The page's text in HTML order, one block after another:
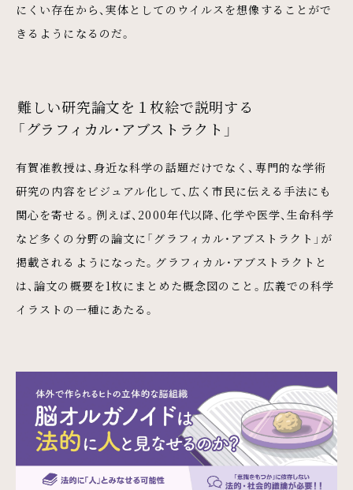
にくい存在から、実体としてのウイルスを想像することがで
きるようになるのだ。
難しい研究論文を１枚絵で説明する
「グラフィカル・アブストラクト」
有賀准教授は、身近な科学の話題だけでなく、専門的な学術
研究の内容をビジュアル化して、広く市民に伝える手法にも
関心を寄せる。例えば、2000年代以降、化学や医学、生命科学
など多くの分野の論文に「グラフィカル・アブストラクト」が
掲載されるようになった。グラフィカル・アブストラクトと
は、論文の概要を1枚にまとめた概念図のこと。広義での科学
イラストの一種にあたる。